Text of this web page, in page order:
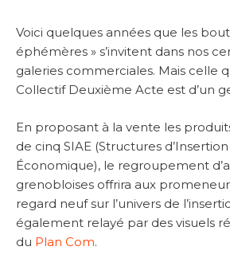
Voici quelques années que les
éphémères » s’invitent dans nos
galeries commerciales. Mais celle
Collectif Deuxième Acte est d’un
En proposant à la vente les
de cinq SIAE (Structures
Économique), le regroupement
grenobloises offrira aux
regard neuf sur l’univers de
également relayé par des visuels
du Plan Com.